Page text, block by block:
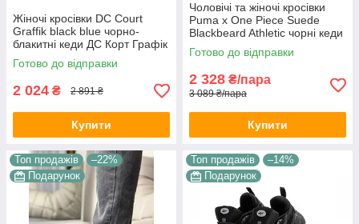
Жіночі кросівки DC Court
Graffik black blue чорно-
блакитні кеди ДС Корт Графік
нубук гума демісезон В'єтнам
Готово до відправки
2 024 ₴ 2 891 ₴
Купити
Чоловічі та жіночі кросівки
Puma x One Piece Suede
Blackbeard Athletic чорні кеди
Пума Ван Пис Сюед шкіра
замша демісезон унісекс
Готово до відправки
2 328 ₴/пара
3 089 ₴/пара
Купити
Топ продажів
–22%
Подарунок
Топ продажів
–14%
Подарунок